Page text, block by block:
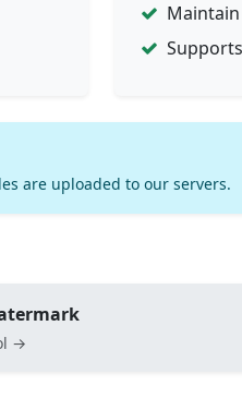
are uploaded to our servers.
→